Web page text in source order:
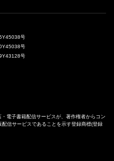
号
号
号
電子書籍配信サービスが、著作権者からコン
信サービスであることを示す登録商標(登録